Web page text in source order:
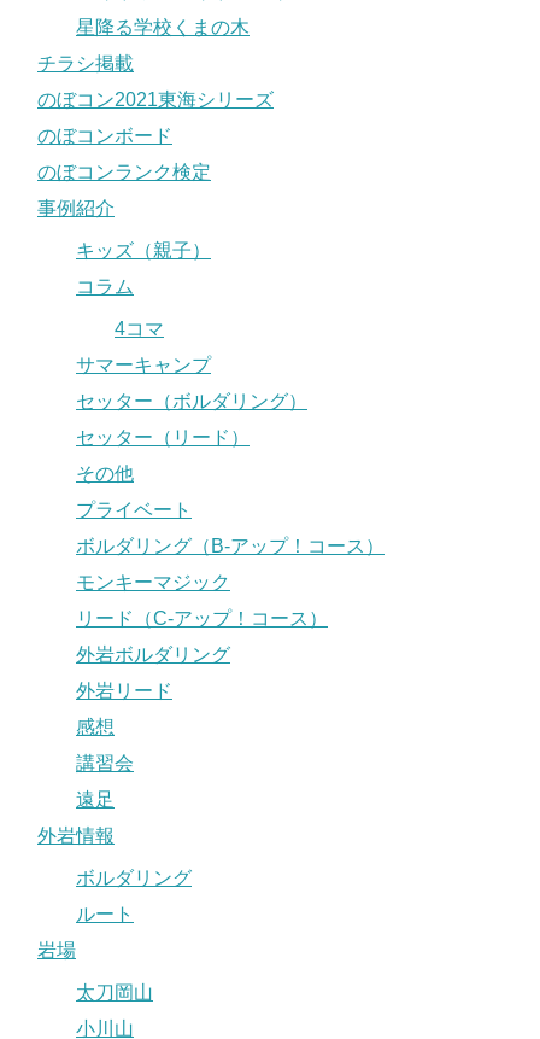
星降る学校くまの木
チラシ掲載
のぼコン2021東海シリーズ
のぼコンボード
のぼコンランク検定
事例紹介
キッズ（親子）
コラム
4コマ
サマーキャンプ
セッター（ボルダリング）
セッター（リード）
その他
プライベート
ボルダリング（B-アップ！コース）
モンキーマジック
リード（C-アップ！コース）
外岩ボルダリング
外岩リード
感想
講習会
遠足
外岩情報
ボルダリング
ルート
岩場
太刀岡山
小川山